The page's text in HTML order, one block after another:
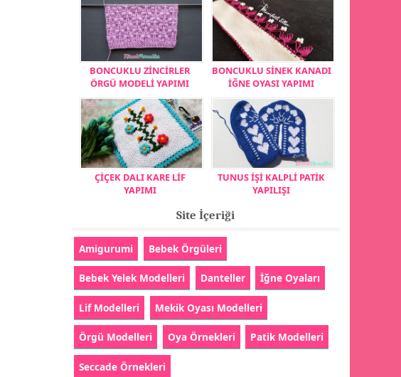
BONCUKLU ZİNCİRLER
ÖRGÜ MODELİ YAPIMI
BONCUKLU SİNEK KANADI
İĞNE OYASI YAPIMI
ÇİÇEK DALI KARE LİF
YAPIMI
TUNUS İŞİ KALPLİ PATİK
YAPILIŞI
Site İçeriği
Amigurumi Bebek Örgüleri
Bebek Yelek Modelleri Danteller İğne Oyaları
Lif Modelleri Mekik Oyası Modelleri
Örgü Modelleri Oya Örnekleri Patik Modelleri
Seccade Örnekleri